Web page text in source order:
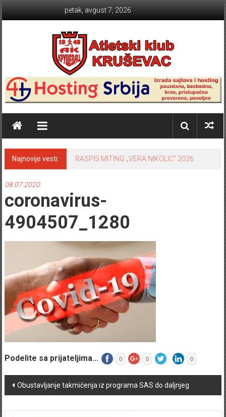
petak, avgust 7, 2026
Atletski klub KRUŠEVAC
Najnovije vesti: RASPIS MITING „VERA NIKOLIC“ 2026
08.07.2020.
coronavirus-
4904507_1280
Podelite sa prijateljima... 0 0 0
Post navigation
Obustavljanje takmičenja iz programa SAS do daljnjeg